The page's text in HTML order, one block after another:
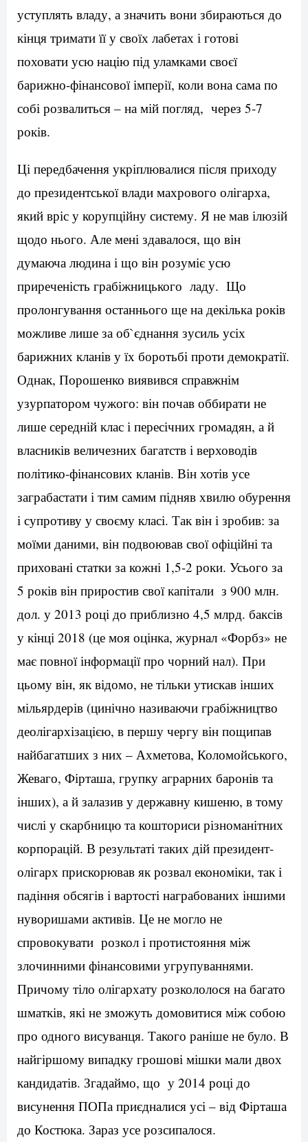
уступлять владу, а значить вони збираються до
кінця тримати її у своїх лабетах і готові
поховати усю націю під уламками своєї
барижно-фінансової імперії, коли вона сама по
собі розвалиться – на мій погляд, через 5-7
років.
Ці передбачення укріплювалися після приходу
до президентської влади махрового олігарха,
який вріс у корупційну систему. Я не мав ілюзій
щодо нього. Але мені здавалося, що він
думаюча людина і що він розуміє усю
приреченість грабіжницького ладу. Що
пролонгування останнього ще на декілька років
можливе лише за об`єднання зусиль усіх
барижних кланів у їх боротьбі проти демократії.
Однак, Порошенко виявився справжнім
узурпатором чужого: він почав оббирати не
лише середній клас і пересічних громадян, а й
власників величезних багатств і верховодів
політико-фінансових кланів. Він хотів усе
заграбастати і тим самим підняв хвилю обурення
і супротиву у своєму класі. Так він і зробив: за
моїми даними, він подвоював свої офіційні та
приховані статки за кожні 1,5-2 роки. Усього за
5 років він приростив свої капітали з 900 млн.
дол. у 2013 році до приблизно 4,5 млрд. баксів
у кінці 2018 (це моя оцінка, журнал «Форбз» не
має повної інформації про чорний нал). При
цьому він, як відомо, не тільки утискав інших
мільярдерів (цинічно називаючи грабіжництво
деолігархізацією, в першу чергу він пощипав
найбагатших з них – Ахметова, Коломойського,
Жеваго, Фірташа, групку аграрних баронів та
інших), а й залазив у державну кишеню, в тому
числі у скарбницю та кошториси різноманітних
корпорацій. В результаті таких дій президент-
олігарх прискорював як розвал економіки, так і
падіння обсягів і вартості награбованих іншими
нуворишами активів. Це не могло не
спровокувати розкол і протистояння між
злочинними фінансовими угрупуваннями.
Причому тіло олігархату розкололося на багато
шматків, які не зможуть домовитися між собою
про одного висуванця. Такого раніше не було. В
найгіршому випадку грошові мішки мали двох
кандидатів. Згадаймо, що у 2014 році до
висунення ПОПа приєдналися усі – від Фірташа
до Костюка. Зараз усе розсипалося.